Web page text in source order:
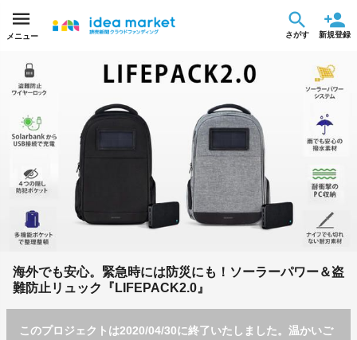
メニュー さがす 新規登録
海外でも安心。緊急時には防災にも！ソーラーパワー＆盗
難防止リュック『LIFEPACK2.0』
このプロジェクトは2020/04/30に終了いたしました。温かいご